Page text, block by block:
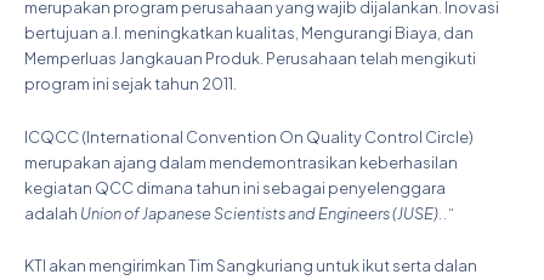
merupakan program perusahaan yang wajib dijalankan. Inovasi
bertujuan a.l. meningkatkan kualitas, Mengurangi Biaya, dan
Memperluas Jangkauan Produk. Perusahaan telah mengikuti
program ini sejak tahun 2011.
ICQCC (International Convention On Quality Control Circle)
merupakan ajang dalam mendemontrasikan keberhasilan
kegiatan QCC dimana tahun ini sebagai penyelenggara
adalah Union of Japanese Scientists and Engineers (JUSE).. “
KTI akan mengirimkan Tim Sangkuriang untuk ikut serta dalan